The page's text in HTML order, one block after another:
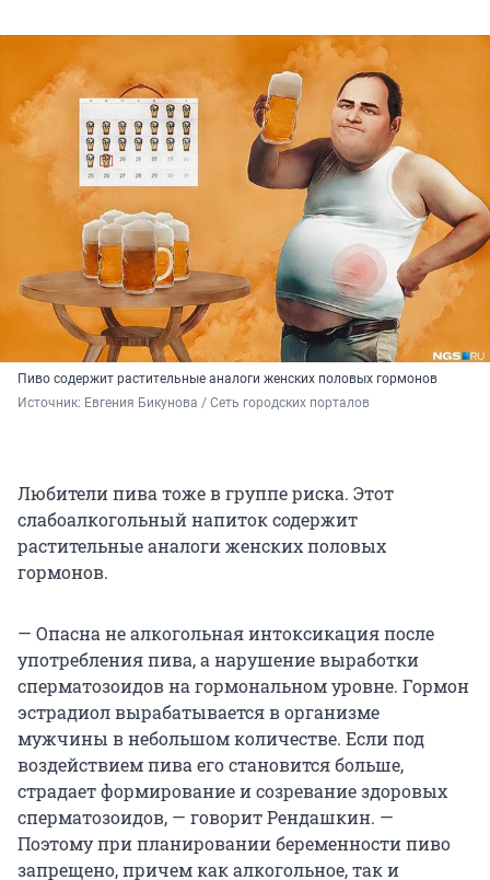
Пиво содержит растительные аналоги женских половых гормонов
Источник: Евгения Бикунова / Сеть городских порталов
Любители пива тоже в группе риска. Этот
слабоалкогольный напиток содержит
растительные аналоги женских половых
гормонов.
— Опасна не алкогольная интоксикация после
употребления пива, а нарушение выработки
сперматозоидов на гормональном уровне. Гормон
эстрадиол вырабатывается в организме
мужчины в небольшом количестве. Если под
воздействием пива его становится больше,
страдает формирование и созревание здоровых
сперматозоидов, — говорит Рендашкин. —
Поэтому при планировании беременности пиво
запрещено, причем как алкогольное, так и